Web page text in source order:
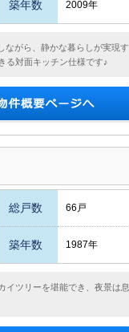
築年数 2009年
ながら、静かな暮らしが実現す
る対面キッチン仕様です♪
総戸数 66戸
築年数 1987年
イツリーを堪能でき、夜景は息